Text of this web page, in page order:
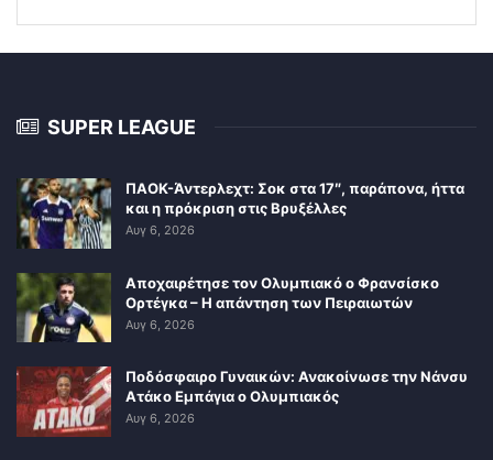
SUPER LEAGUE
ΠΑΟΚ-Άντερλεχτ: Σοκ στα 17″, παράπονα, ήττα
και η πρόκριση στις Βρυξέλλες
Αυγ 6, 2026
Αποχαιρέτησε τον Ολυμπιακό ο Φρανσίσκο
Ορτέγκα – Η απάντηση των Πειραιωτών
Αυγ 6, 2026
Ποδόσφαιρο Γυναικών: Ανακοίνωσε την Νάνσυ
Ατάκο Εμπάγια ο Ολυμπιακός
Αυγ 6, 2026